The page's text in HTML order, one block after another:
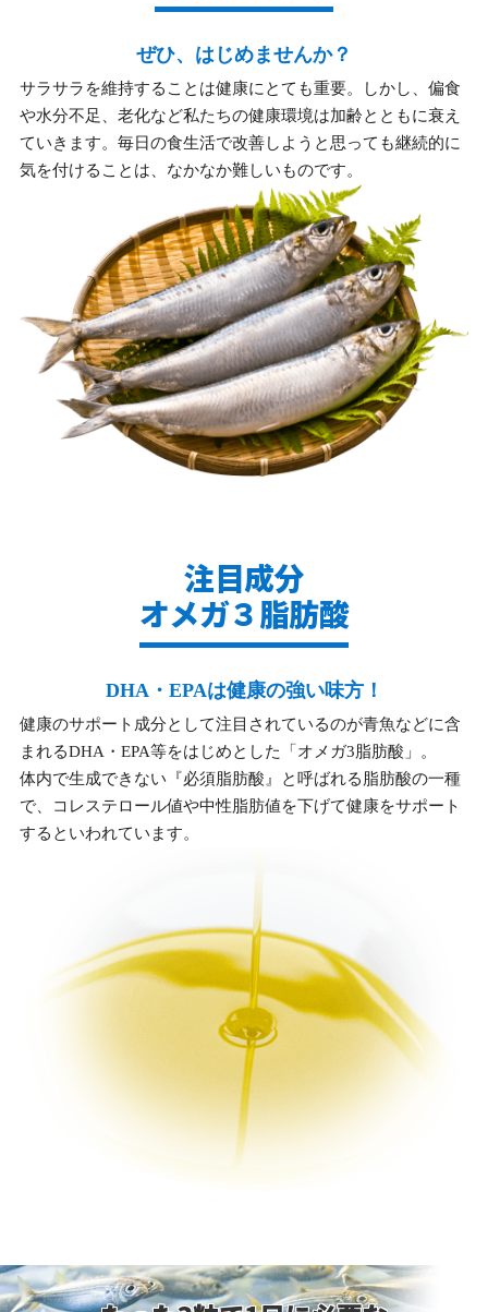
ぜひ、はじめませんか？
サラサラを維持することは健康にとても重要。しかし、偏食
や水分不足、老化など私たちの健康環境は加齢とともに衰え
ていきます。毎日の食生活で改善しようと思っても継続的に
気を付けることは、なかなか難しいものです。
注目成分
オメガ３脂肪酸
DHA・EPAは健康の強い味方！
健康のサポート成分として注目されているのが青魚などに含
まれるDHA・EPA等をはじめとした「オメガ3脂肪酸」。
体内で生成できない『必須脂肪酸』と呼ばれる脂肪酸の一種
で、コレステロール値や中性脂肪値を下げて健康をサポート
するといわれています。